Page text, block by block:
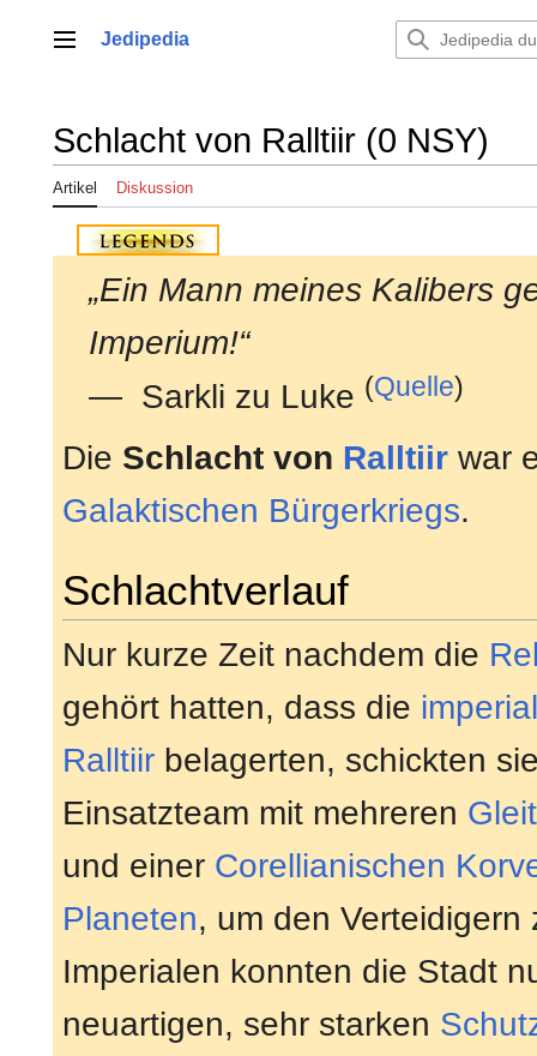
springenHauptmenü
Jedipedia
Schlacht von Ralltiir (0 NSY)
Artikel Diskussion
„Ein Mann meines Kalibers
Imperium!“
— Sarkli zu Luke (Quelle)
Die Schlacht von Ralltiir war
Galaktischen Bürgerkriegs.
Schlachtverlauf
Nur kurze Zeit nachdem die
gehört hatten, dass die
Ralltiir belagerten, schickten
Einsatzteam mit mehreren
und einer Corellianischen
Planeten, um den Verteidigern
Imperialen konnten die Stadt
neuartigen, sehr starken